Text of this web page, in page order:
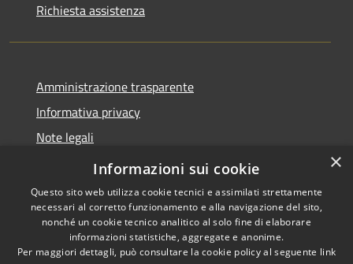
Richiesta assistenza
Amministrazione trasparente
Informativa privacy
Note legali
Dichiarazione di accessibilità
Copyright © 2026 • Comune di
Paternò • Powered by
×
Informazioni sui cookie
Questo sito web utilizza cookie tecnici e assimilati strettamente
necessari al corretto funzionamento e alla navigazione del sito,
nonché un cookie tecnico analitico al solo fine di elaborare
informazioni statistiche, aggregate e anonime.
Per maggiori dettagli, può consultare la cookie policy al seguente link